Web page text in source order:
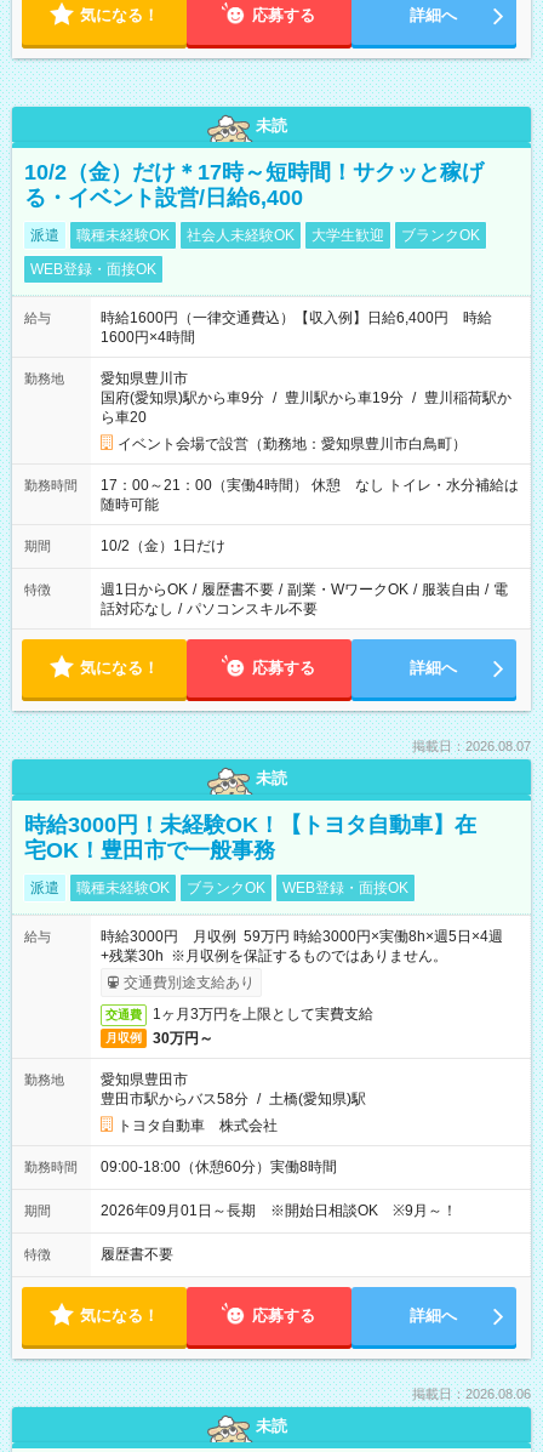
気になる！ 応募する 詳細へ
未読
10/2（金）だけ＊17時～短時間！サクッと稼げ
る・イベント設営/日給6,400
派遣 職種未経験OK 社会人未経験OK 大学生歓迎
ブランクOK
WEB登録・面接OK
給与
時給1600円（一律交通費込）【収入例】日給6,400円 時給
1600円×4時間
勤務地
愛知県豊川市
国府(愛知県)駅から車9分 / 豊川駅から車19分 / 豊川稲荷駅か
ら車20
イベント会場で設営（勤務地：愛知県豊川市白鳥町）
勤務時間
17：00～21：00（実働4時間） 休憩 なし トイレ・水分補給は
随時可能
期間 10/2（金）1日だけ
特徴 週1日からOK / 履歴書不要 / 副業・WワークOK / 服装自由 / 電
話対応なし / パソコンスキル不要
気になる！ 応募する 詳細へ
掲載日：2026.08.07
未読
時給3000円！未経験OK！【トヨタ自動車】在
宅OK！豊田市で一般事務
派遣 職種未経験OK ブランクOK WEB登録・面接OK
給与
時給3000円 月収例 59万円 時給3000円×実働8h×週5日×4週
+残業30h ※月収例を保証するものではありません。
交通費別途支給あり
交通費 1ヶ月3万円を上限として実費支給
月収例 30万円～
勤務地
愛知県豊田市
豊田市駅からバス58分 / 土橋(愛知県)駅
トヨタ自動車 株式会社
勤務時間 09:00-18:00（休憩60分）実働8時間
期間 2026年09月01日～長期 ※開始日相談OK ※9月～！
特徴 履歴書不要
気になる！ 応募する 詳細へ
掲載日：2026.08.06
未読